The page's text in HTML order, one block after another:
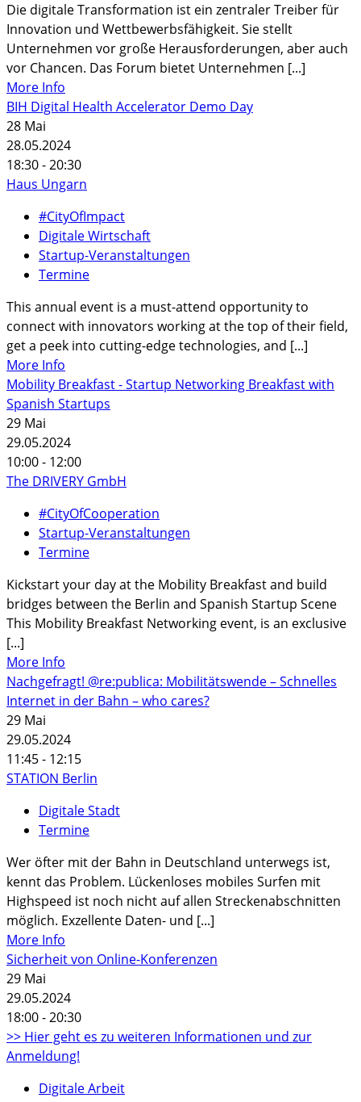
Die digitale Transformation ist ein zentraler Treiber für
Innovation und Wettbewerbsfähigkeit. Sie stellt
Unternehmen vor große Herausforderungen, aber auch
vor Chancen. Das Forum bietet Unternehmen [...]
More Info
BIH Digital Health Accelerator Demo Day
28 Mai
28.05.2024
18:30 - 20:30
Haus Ungarn
#CityOfImpact
Digitale Wirtschaft
Startup-Veranstaltungen
Termine
This annual event is a must-attend opportunity to
connect with innovators working at the top of their field,
get a peek into cutting-edge technologies, and [...]
More Info
Mobility Breakfast - Startup Networking Breakfast with
Spanish Startups
29 Mai
29.05.2024
10:00 - 12:00
The DRIVERY GmbH
#CityOfCooperation
Startup-Veranstaltungen
Termine
Kickstart your day at the Mobility Breakfast and build
bridges between the Berlin and Spanish Startup Scene
This Mobility Breakfast Networking event, is an exclusive
[...]
More Info
Nachgefragt! @re:publica: Mobilitätswende – Schnelles
Internet in der Bahn – who cares?
29 Mai
29.05.2024
11:45 - 12:15
STATION Berlin
Digitale Stadt
Termine
Wer öfter mit der Bahn in Deutschland unterwegs ist,
kennt das Problem. Lückenloses mobiles Surfen mit
Highspeed ist noch nicht auf allen Streckenabschnitten
möglich. Exzellente Daten- und [...]
More Info
Sicherheit von Online-Konferenzen
29 Mai
29.05.2024
18:00 - 20:30
>> Hier geht es zu weiteren Informationen und zur
Anmeldung!
Digitale Arbeit